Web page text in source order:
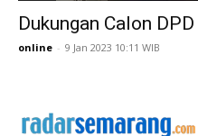
Dukungan Calon
online - 9 Jan 2023 10:11 WIB